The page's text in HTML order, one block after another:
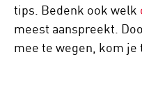
tips. Bedenk ook welk
meest aanspreekt.
mee te wegen, kom je